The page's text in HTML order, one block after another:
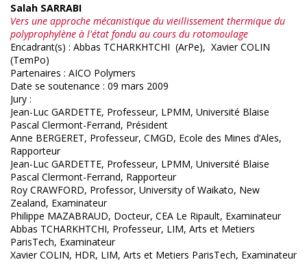
Salah SARRABI
Vers une approche mécanistique du vieillissement thermique du
polyprophylène à l'état fondu au cours du rotomoulage
Encadrant(s) : Abbas TCHARKHTCHI (ArPe), Xavier COLIN
(TemPo)
Partenaires : AICO Polymers
Date se soutenance : 09 mars 2009
Jury :
Jean-Luc GARDETTE, Professeur, LPMM, Université Blaise
Pascal Clermont-Ferrand, Président
Anne BERGERET, Professeur, CMGD, Ecole des Mines d’Ales,
Rapporteur
Jean-Luc GARDETTE, Professeur, LPMM, Université Blaise
Pascal Clermont-Ferrand, Rapporteur
Roy CRAWFORD, Professor, University of Waikato, New
Zealand, Examinateur
Philippe MAZABRAUD, Docteur, CEA Le Ripault, Examinateur
Abbas TCHARKHTCHI, Professeur, LIM, Arts et Metiers
ParisTech, Examinateur
Xavier COLIN, HDR, LIM, Arts et Metiers ParisTech, Examinateur